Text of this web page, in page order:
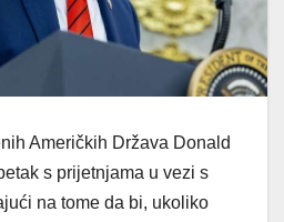
Američkih Država Donald
s prijetnjama u vezi s
na tome da bi, ukoliko